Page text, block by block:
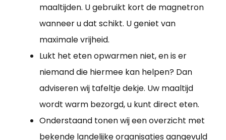
maaltijden. U gebruikt kort de magnetron
wanneer u dat schikt. U geniet van
maximale vrijheid.
Lukt het eten opwarmen niet, en is er
niemand die hiermee kan helpen? Dan
adviseren wij tafeltje dekje. Uw maaltijd
wordt warm bezorgd, u kunt direct eten.
Onderstaand tonen wij een overzicht met
bekende landelijke organisaties aangevuld